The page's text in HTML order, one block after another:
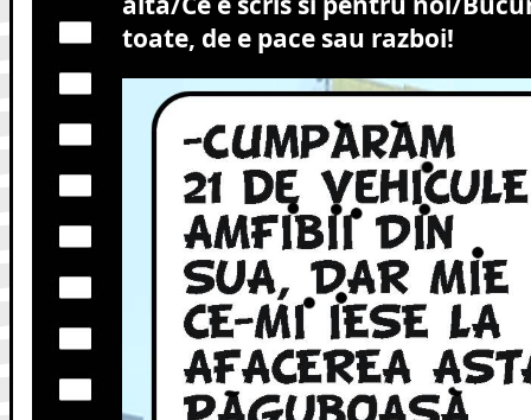
toate, de e pace sau razboi!